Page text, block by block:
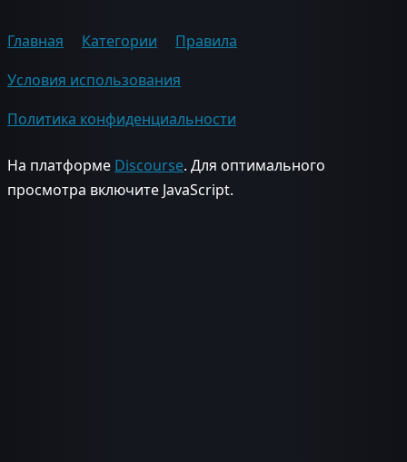
Главная Категории
Правила
Условия использования
Политика конфиденциальности
На платформе Discourse. Для оптимального
просмотра включите JavaScript.